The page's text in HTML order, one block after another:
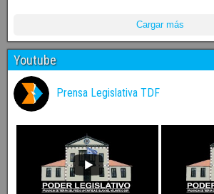
Cargar más
Youtube
Prensa Legislativa TDF